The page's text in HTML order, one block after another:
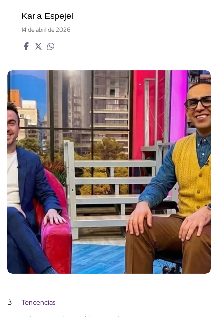
Karla Espejel
14 de abril de 2026
3 Tendencias